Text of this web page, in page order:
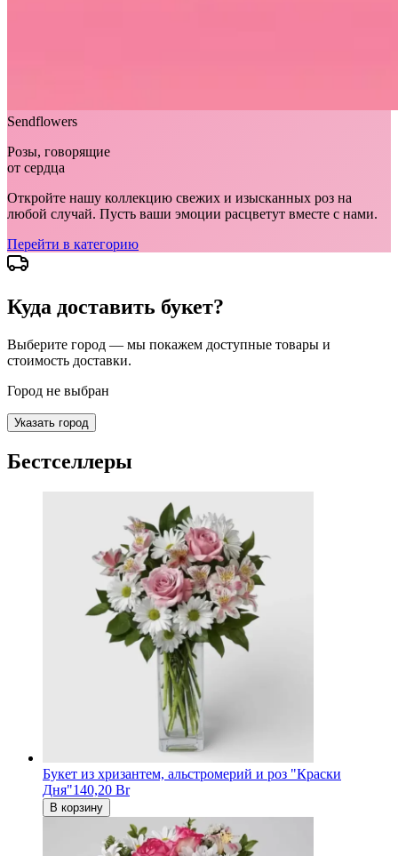
Sendflowers
Розы, говорящие
от сердца
Откройте нашу коллекцию свежих и изысканных роз на
любой случай. Пусть ваши эмоции расцветут вместе с нами.
Перейти в категорию
Куда доставить букет?
Выберите город — мы покажем доступные товары и
стоимость доставки.
Город не выбран
Указать город
Бестселлеры
Букет из хризантем, альстромерий и роз "Краски
Дня"140,20 Br
В корзину